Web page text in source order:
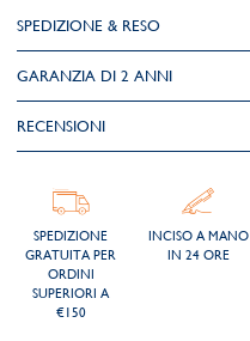
SPEDIZIONE & RESO
GARANZIA DI 2 ANNI
RECENSIONI
SPEDIZIONE
GRATUITA PER
ORDINI
SUPERIORI A
€150
INCISO A MANO
IN 24 ORE